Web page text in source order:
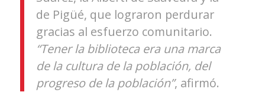
de Pigüé, que lograron perdurar
gracias al esfuerzo comunitario.
“Tener la biblioteca era una marca
de la cultura de la población, del
progreso de la población”, afirmó.